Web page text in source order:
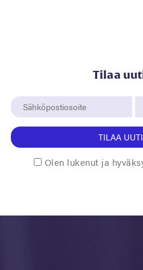
Tilaa
TILAA
Olen lukenut ja